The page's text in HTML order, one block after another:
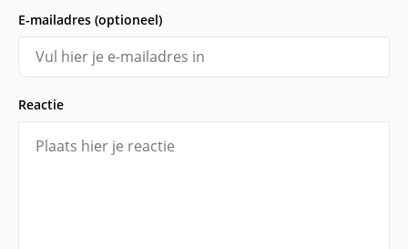
E-mailadres (optioneel)
Reactie